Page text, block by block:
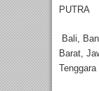
PUTRA
Bali,
Barat,
Tenggara